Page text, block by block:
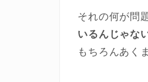
それの何が問
いるんじゃな
もちろんあく